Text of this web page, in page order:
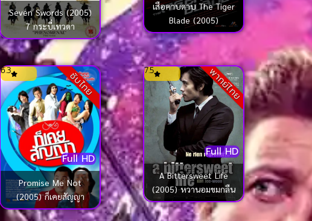
Seven Swords (2005)
7 กระบี่เทวดา
เสือคาบดาบ The Tiger
Blade (2005)
ซับไทย
Full HD
6.3
Promise Me Not
(2005) ก็เคยสัญญา
พากย์ไทย
Full HD
7.5
A Bittersweet Life
(2005) หวานอมขมกลืน